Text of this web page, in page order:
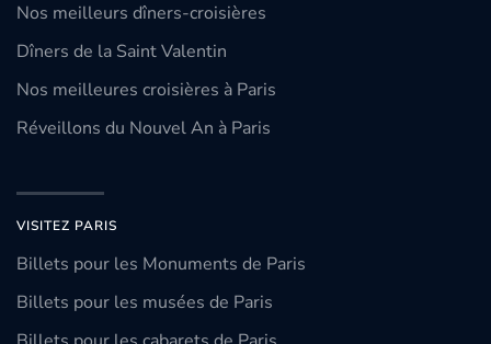
Nos meilleurs dîners-croisières
Dîners de la Saint Valentin
Nos meilleures croisières à Paris
Réveillons du Nouvel An à Paris
VISITEZ PARIS
Billets pour les Monuments de Paris
Billets pour les musées de Paris